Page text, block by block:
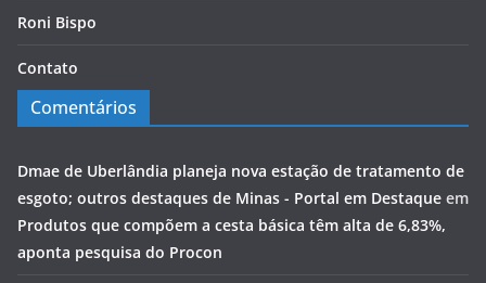
Roni Bispo
Contato
Comentários
Dmae de Uberlândia planeja nova estação de tratamento de
esgoto; outros destaques de Minas - Portal em Destaque em
Produtos que compõem a cesta básica têm alta de 6,83%,
aponta pesquisa do Procon